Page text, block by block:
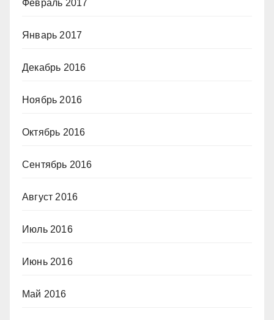
Февраль 2017
Январь 2017
Декабрь 2016
Ноябрь 2016
Октябрь 2016
Сентябрь 2016
Август 2016
Июль 2016
Июнь 2016
Май 2016